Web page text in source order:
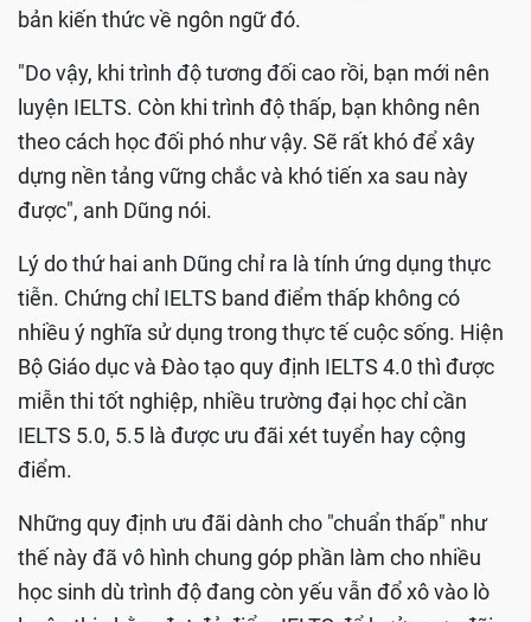
bản kiến thức về ngôn ngữ đó.
"Do vậy, khi trình độ tương đối cao rồi, bạn mới nên
luyện IELTS. Còn khi trình độ thấp, bạn không nên
theo cách học đối phó như vậy. Sẽ rất khó để xây
dựng nền tảng vững chắc và khó tiến xa sau này
được", anh Dũng nói.
Lý do thứ hai anh Dũng chỉ ra là tính ứng dụng thực
tiễn. Chứng chỉ IELTS band điểm thấp không có
nhiều ý nghĩa sử dụng trong thực tế cuộc sống. Hiện
Bộ Giáo dục và Đào tạo quy định IELTS 4.0 thì được
miễn thi tốt nghiệp, nhiều trường đại học chỉ cần
IELTS 5.0, 5.5 là được ưu đãi xét tuyển hay cộng
điểm.
Những quy định ưu đãi dành cho "chuẩn thấp" như
thế này đã vô hình chung góp phần làm cho nhiều
học sinh dù trình độ đang còn yếu vẫn đổ xô vào lò